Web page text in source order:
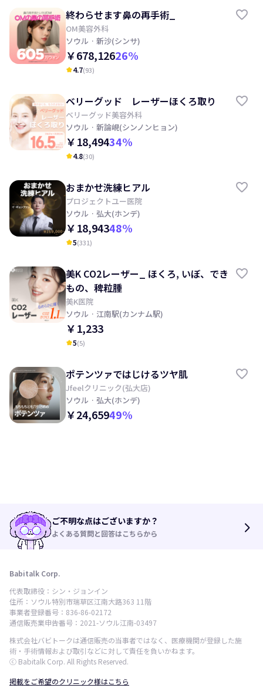
終わらせます鼻の再手術_
OM美容外科
ソウル · 新沙(シンサ)
￥678,12626%
kid_star4.7(93)
ベリーグッド レーザーほくろ取り
ベリーグッド美容外科
ソウル · 新論峴(シンノンヒョン)
￥18,49434%
kid_star4.8(30)
おまかせ洗練ヒアル
プロジェクトユー医院
ソウル · 弘大(ホンデ)
￥18,94348%
kid_star5(331)
美K CO2レーザー_ ほくろ, いぼ、でき
もの、稗粒腫
美K医院
ソウル · 江南駅(カンナム駅)
￥1,233
kid_star5(5)
ポテンツァではじけるツヤ肌
Jfeelクリニック(弘大店)
ソウル · 弘大(ホンデ)
￥24,65949%
ご不明な点はございますか？
よくある質問と回答はこちらから arrow_forward_ios
Babitalk Corp.
代表取締役：シン・ジョンイン
住所：ソウル特別市瑞草区江南大路363 11階
事業者登録番号：836-86-02172
通信販売業申告番号：2021-ソウル江南-03497
株式会社バビトークは通信販売の当事者ではなく、医療機関が登録した施
術・手術情報および取引などに対して責任を負いかねます。
ⓒ Babitalk Corp. All Rights Reserved.
掲載をご希望のクリニック様はこちら